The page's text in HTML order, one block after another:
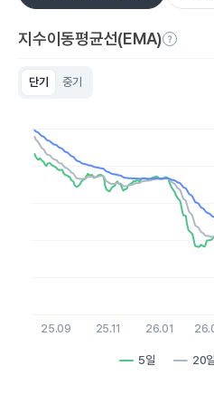
지수이동평균선(EMA)
단기 중기
Line chart with 3 lines.
View as data table, Chart
The chart has 1 X axis
The chart has 1 Y axis
5일 20일
25.09 25.11 26.01